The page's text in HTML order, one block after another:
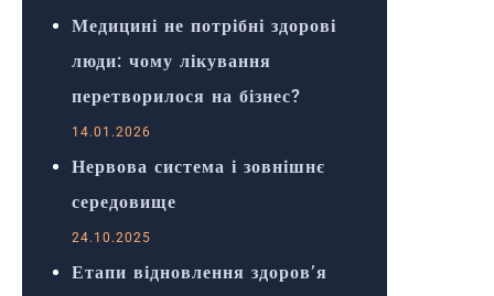
Медицині не потрібні здорові
люди: чому лікування
перетворилося на бізнес?
14.01.2026
Нервова система і зовнішнє
середовище
24.10.2025
Етапи відновлення здоров’я